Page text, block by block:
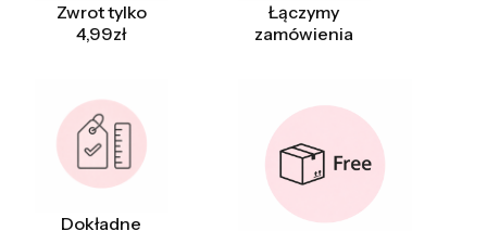
Zwrot tylko
4,99zł
Łączymy
zamówienia
Dokładne